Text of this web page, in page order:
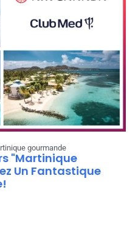
gourmande
"Martinique
Un Fantastique